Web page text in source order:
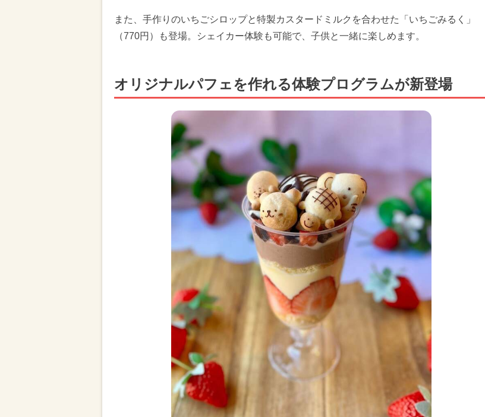
また、手作りのいちごシロップと特製カスタードミルクを合わせた「いちごみるく」
（770円）も登場。シェイカー体験も可能で、子供と一緒に楽しめます。
オリジナルパフェを作れる体験プログラムが新登場